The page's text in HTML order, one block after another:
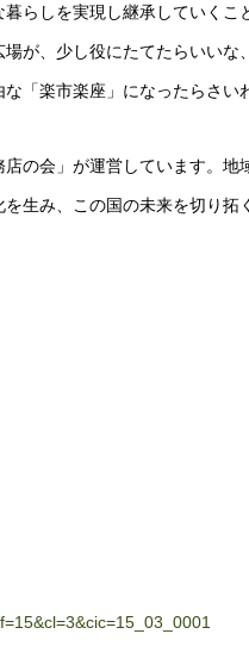
らしを実現し継承していくこ
が、少し役にたてたらいいな
「楽市楽座」になったらさい
の会」が運営しています。地
生み、この国の未来を切り拓